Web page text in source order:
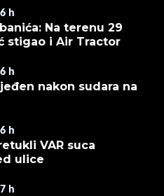
6 h
Na terenu 29
stigao i Air Tractor
6 h
nakon sudara na
6 h
VAR suca
ulice
7 h